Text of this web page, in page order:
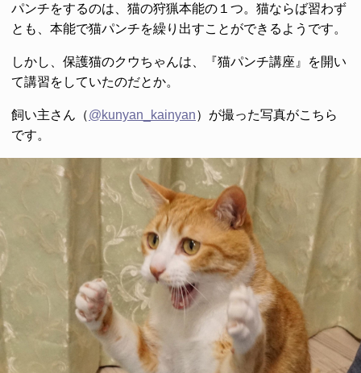
パンチをするのは、猫の狩猟本能の１つ。猫ならば習わず
とも、本能で猫パンチを繰り出すことができるようです。
しかし、保護猫のクウちゃんは、『猫パンチ講座』を開い
て講習をしていたのだとか。
飼い主さん（@kunyan_kainyan）が撮った写真がこちら
です。